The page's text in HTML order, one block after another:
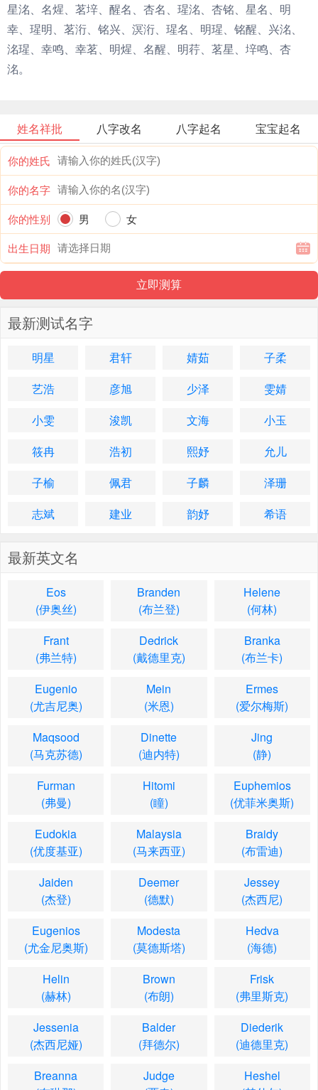
星洺、名煋、茗垶、醒名、杏名、瑆洺、杏铭、星名、明
幸、瑆明、茗洐、铭兴、溟洐、瑆名、明瑆、铭醒、兴洺、
洺瑆、幸鸣、幸茗、明煋、名醒、明荇、茗星、垶鸣、杏
洺。
姓名祥批 八字改名 八字起名 宝宝起名
你的姓氏
你的名字
你的性别
男
女
出生日期
最新测试名字
明星 君轩 婧茹
子柔
艺浩
彦旭 少泽
雯婧
小雯
浚凯 文海
小玉
筱冉
浩初 熙妤
允儿
子榆
佩君 子麟
泽珊
志斌
建业 韵妤 希语
最新英文名
Eos
(伊奥丝)
Branden
(布兰登)
Helene
(何林)
Frant
(弗兰特)
Dedrick
(戴德里克)
Branka
(布兰卡)
Eugenio
(尤吉尼奥)
Mein
(米恩)
Ermes
(爱尔梅斯)
Maqsood
(马克苏德)
Dinette
(迪内特)
Jing
(静)
Furman
(弗曼)
Hitomi
(瞳)
Euphemios
(优菲米奥斯)
Eudokia
(优度基亚)
Malaysia
(马来西亚)
Braidy
(布雷迪)
Jaiden
(杰登)
Deemer
(德默)
Jessey
(杰西尼)
Eugenios
(尤金尼奥斯)
Modesta
(莫德斯塔)
Hedva
(海德)
Helin
(赫林)
Brown
(布朗)
Frisk
(弗里斯克)
Jessenia
(杰西尼娅)
Balder
(拜德尔)
Diederik
(迪德里克)
Breanna
Judge
Heshel